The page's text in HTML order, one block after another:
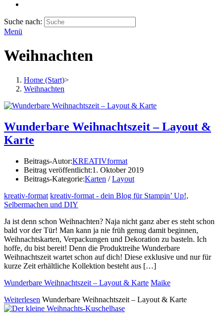
Suche nach:
Menü
Weihnachten
Home (Start)>
Weihnachten
Wunderbare Weihnachtszeit – Layout &
Karte
Beitrags-Autor:KREATIVformat
Beitrag veröffentlicht:1. Oktober 2019
Beitrags-Kategorie:Karten / Layout
kreativ-format kreativ-format - dein Blog für Stampin’ Up!,
Selbermachen und DIY
Ja ist denn schon Weihnachten? Naja nicht ganz aber es steht schon
bald vor der Tür! Man kann ja nie früh genug damit beginnen,
Weihnachtskarten, Verpackungen und Dekoration zu basteln. Ich
hoffe, du bist bereit! Denn die Produktreihe Wunderbare
Weihnachtszeit wartet schon auf dich! Diese exklusive und nur für
kurze Zeit erhältliche Kollektion besteht aus […]
Wunderbare Weihnachtszeit – Layout & Karte Maike
Weiterlesen Wunderbare Weihnachtszeit – Layout & Karte